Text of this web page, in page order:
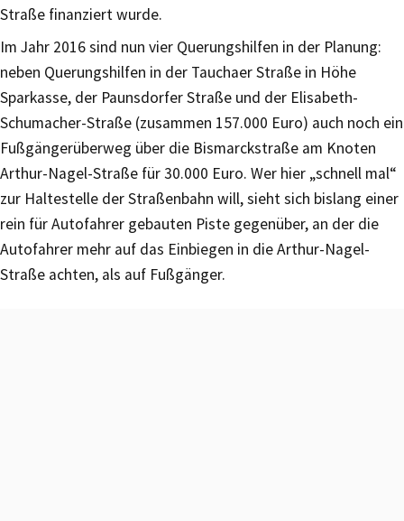
Straße finanziert wurde.
Im Jahr 2016 sind nun vier Querungshilfen in der Planung:
neben Querungshilfen in der Tauchaer Straße in Höhe
Sparkasse, der Paunsdorfer Straße und der Elisabeth-
Schumacher-Straße (zusammen 157.000 Euro) auch noch ein
Fußgängerüberweg über die Bismarckstraße am Knoten
Arthur-Nagel-Straße für 30.000 Euro. Wer hier „schnell mal“
zur Haltestelle der Straßenbahn will, sieht sich bislang einer
rein für Autofahrer gebauten Piste gegenüber, an der die
Autofahrer mehr auf das Einbiegen in die Arthur-Nagel-
Straße achten, als auf Fußgänger.